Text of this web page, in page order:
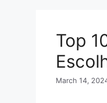
Top
March 14,